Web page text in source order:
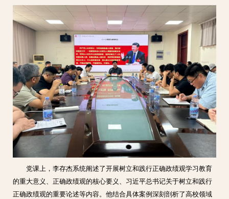
党课上，李存杰系统阐述了开展树立和践行正确政绩观学习教育
的重大意义、正确政绩观的核心要义、习近平总书记关于树立和践行
正确政绩观的重要论述等内容。他结合具体案例深刻剖析了高校领域